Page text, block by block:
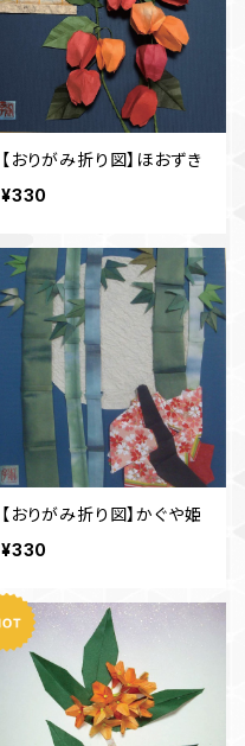
【おりがみ折り図】ほおずき
¥330
【おりがみ折り図】かぐや姫
¥330